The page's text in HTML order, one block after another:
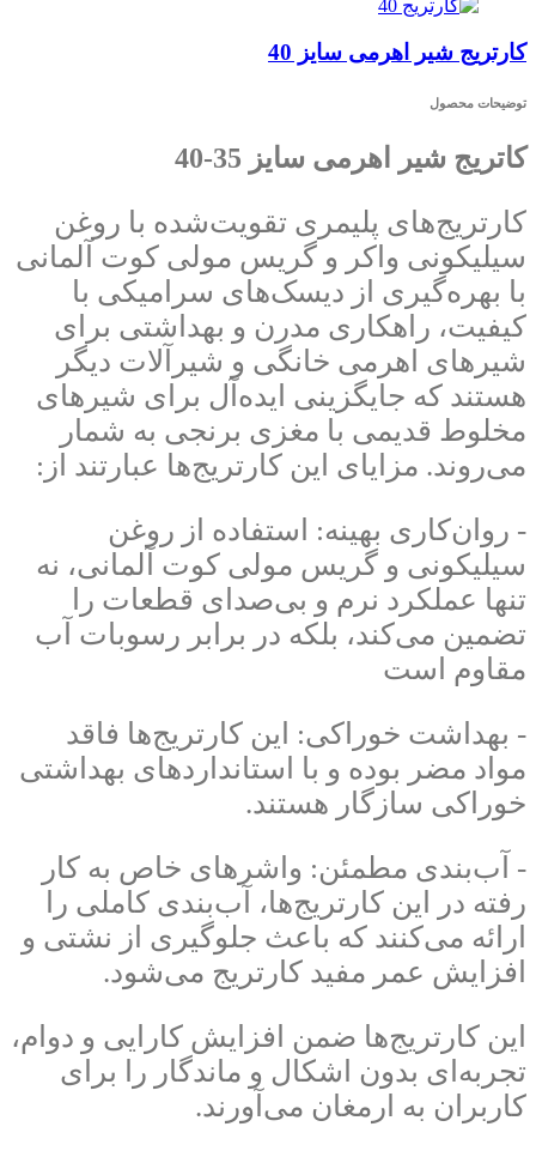
کارتریج شیر اهرمی سایز 40
توضیحات محصول
کاتریج شیر اهرمی سایز 35-40
کارتریج‌های پلیمری تقویت‌شده با روغن
سیلیکونی واکر و گریس مولی کوت آلمانی
با بهره‌گیری از دیسک‌های سرامیکی با
کیفیت، راهکاری مدرن و بهداشتی برای
شیرهای اهرمی خانگی و شیرآلات دیگر
هستند که جایگزینی ایده‌آل برای شیرهای
مخلوط قدیمی با مغزی برنجی به شمار
می‌روند. مزایای این کارتریج‌ها عبارتند از:
- روان‌کاری بهینه: استفاده از روغن
سیلیکونی و گریس مولی کوت آلمانی، نه
تنها عملکرد نرم و بی‌صدای قطعات را
تضمین می‌کند، بلکه در برابر رسوبات آب
مقاوم است
- بهداشت خوراکی: این کارتریج‌ها فاقد
مواد مضر بوده و با استانداردهای بهداشتی
خوراکی سازگار هستند.
- آب‌بندی مطمئن: واشرهای خاص به کار
رفته در این کارتریج‌ها، آب‌بندی کاملی را
ارائه می‌کنند که باعث جلوگیری از نشتی و
افزایش عمر مفید کارتریج می‌شود.
این کارتریج‌ها ضمن افزایش کارایی و دوام،
تجربه‌ای بدون اشکال و ماندگار را برای
کاربران به ارمغان می‌آورند.